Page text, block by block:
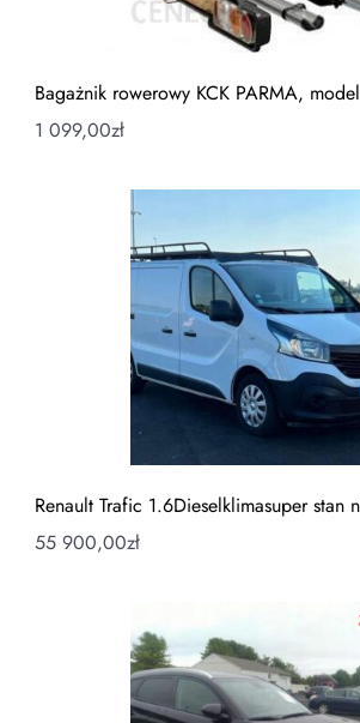
Bagażnik rowerowy KCK PARMA,
1 099,00zł
Renault Trafic 1.6Dieselklimasuper stan
55 900,00zł